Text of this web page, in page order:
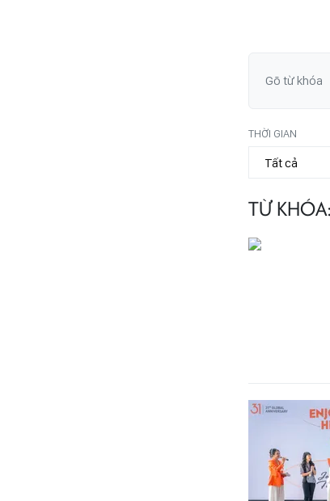
THỜI GIAN
TỪ KHÓA: